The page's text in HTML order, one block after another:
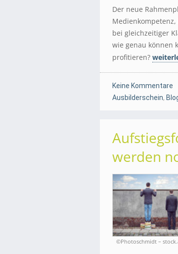
Der neue
bei gleichzeitiger
wie genau können
profitieren?
Keine Kommentare
Ausbilderschein,
werden
©Photoschmidt –